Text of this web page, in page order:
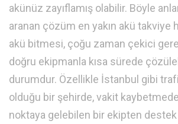
akünüz zayıflamış olabilir. Böyle
aranan çözüm en yakın akü takviye
akü bitmesi, çoğu zaman çekici
doğru ekipmanla kısa sürede
durumdur. Özellikle İstanbul gibi
olduğu bir şehirde, vakit
noktaya gelebilen bir ekipten